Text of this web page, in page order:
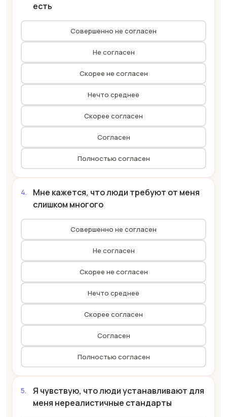
есть
Совершенно не согласен
Не согласен
Скорее не согласен
Нечто среднее
Скорее согласен
Согласен
Полностью согласен
Мне кажется, что люди требуют от меня
слишком многого
Совершенно не согласен
Не согласен
Скорее не согласен
Нечто среднее
Скорее согласен
Согласен
Полностью согласен
Я чувствую, что люди устанавливают для
меня нереалистичные стандарты